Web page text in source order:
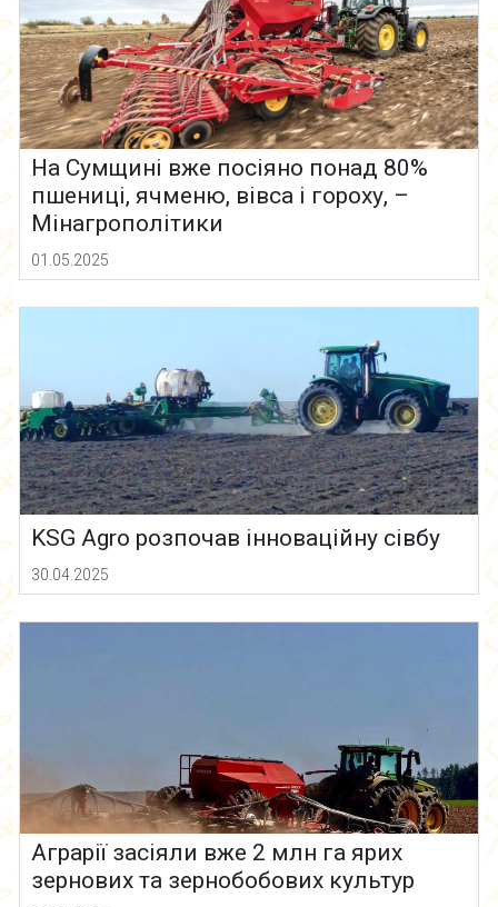
На Сумщині вже посіяно понад 80%
пшениці, ячменю, вівса і гороху, –
Мінагрополітики
01.05.2025
KSG Agro розпочав інноваційну сівбу
30.04.2025
Аграрії засіяли вже 2 млн га ярих
зернових та зернобобових культур